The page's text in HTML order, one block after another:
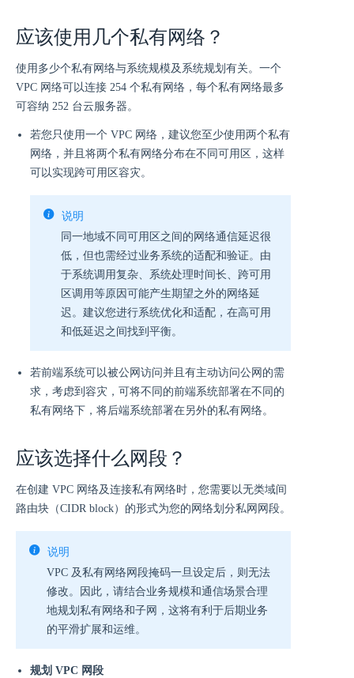
应该使用几个私有网络？
使用多少个私有网络与系统规模及系统规划有关。一个
VPC 网络可以连接 254 个私有网络，每个私有网络最多
可容纳 252 台云服务器。
若您只使用一个 VPC 网络，建议您至少使用两个私有
网络，并且将两个私有网络分布在不同可用区，这样
可以实现跨可用区容灾。
说明
同一地域不同可用区之间的网络通信延迟很
低，但也需经过业务系统的适配和验证。由
于系统调用复杂、系统处理时间长、跨可用
区调用等原因可能产生期望之外的网络延
迟。建议您进行系统优化和适配，在高可用
和低延迟之间找到平衡。
若前端系统可以被公网访问并且有主动访问公网的需
求，考虑到容灾，可将不同的前端系统部署在不同的
私有网络下，将后端系统部署在另外的私有网络。
应该选择什么网段？
在创建 VPC 网络及连接私有网络时，您需要以无类域间
路由块（CIDR block）的形式为您的网络划分私网网段。
说明
VPC 及私有网络网段掩码一旦设定后，则无法
修改。因此，请结合业务规模和通信场景合理
地规划私有网络和子网，这将有利于后期业务
的平滑扩展和运维。
规划 VPC 网段